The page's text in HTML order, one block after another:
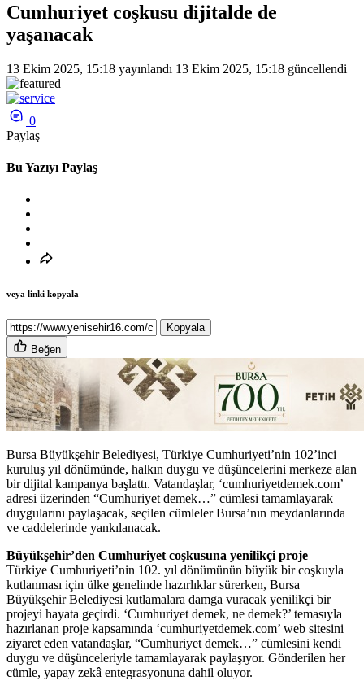
Cumhuriyet coşkusu dijitalde de
yaşanacak
13 Ekim 2025, 15:18 yayınlandı 13 Ekim 2025, 15:18 güncellendi
0
Paylaş
Bu Yazıyı Paylaş
veya linki kopyala
Kopyala
Beğen
Bursa Büyükşehir Belediyesi, Türkiye Cumhuriyeti’nin 102’inci
kuruluş yıl dönümünde, halkın duygu ve düşüncelerini merkeze alan
bir dijital kampanya başlattı. Vatandaşlar, ‘cumhuriyetdemek.com’
adresi üzerinden “Cumhuriyet demek…” cümlesi tamamlayarak
duygularını paylaşacak, seçilen cümleler Bursa’nın meydanlarında
ve caddelerinde yankılanacak.
Büyükşehir’den Cumhuriyet coşkusuna yenilikçi proje
Türkiye Cumhuriyeti’nin 102. yıl dönümünün büyük bir coşkuyla
kutlanması için ülke genelinde hazırlıklar sürerken, Bursa
Büyükşehir Belediyesi kutlamalara damga vuracak yenilikçi bir
projeyi hayata geçirdi. ‘Cumhuriyet demek, ne demek?’ temasıyla
hazırlanan proje kapsamında ‘cumhuriyetdemek.com’ web sitesini
ziyaret eden vatandaşlar, “Cumhuriyet demek…” cümlesini kendi
duygu ve düşünceleriyle tamamlayarak paylaşıyor. Gönderilen her
cümle, yapay zekâ entegrasyonuna dahil oluyor.